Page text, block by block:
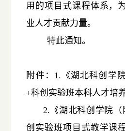
用的项目式课程体系，
业人才贡献力量。
特此通知。
附件：1.《湖北科创学
+科创实验班本科人才培
2.《湖北科创学院
创实验班项目式教学课